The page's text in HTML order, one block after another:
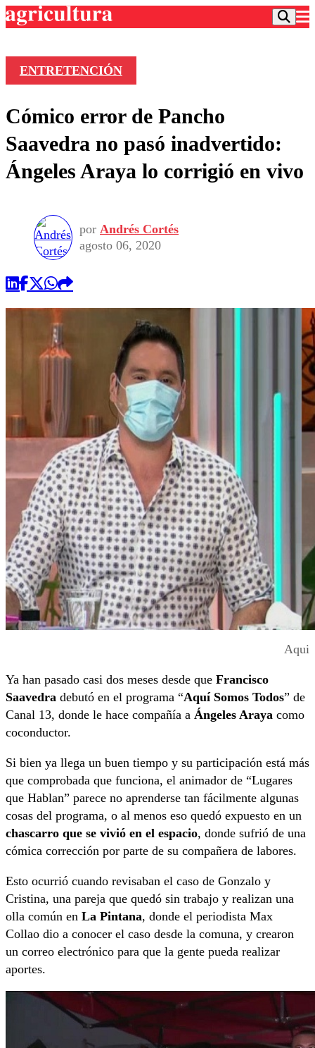
Frecuencias
Agricultura TV
Deportes
Colo Colo
Seleccion Chilena
Torneo Internacional
Entretención
Economía
Internacional
Publicaciones en medios
Opinión
ENTRETENCIÓN
Cómico error de Pancho
Saavedra no pasó inadvertido:
Ángeles Araya lo corrigió en vivo
por Andrés Cortés
agosto 06, 2020
Aqui
Ya han pasado casi dos meses desde que Francisco
Saavedra debutó en el programa “Aquí Somos Todos” de
Canal 13, donde le hace compañía a Ángeles Araya como
coconductor.
Si bien ya llega un buen tiempo y su participación está más
que comprobada que funciona, el animador de “Lugares
que Hablan” parece no aprenderse tan fácilmente algunas
cosas del programa, o al menos eso quedó expuesto en un
chascarro que se vivió en el espacio, donde sufrió de una
cómica corrección por parte de su compañera de labores.
Esto ocurrió cuando revisaban el caso de Gonzalo y
Cristina, una pareja que quedó sin trabajo y realizan una
olla común en La Pintana, donde el periodista Max
Collao dio a conocer el caso desde la comuna, y crearon
un correo electrónico para que la gente pueda realizar
aportes.